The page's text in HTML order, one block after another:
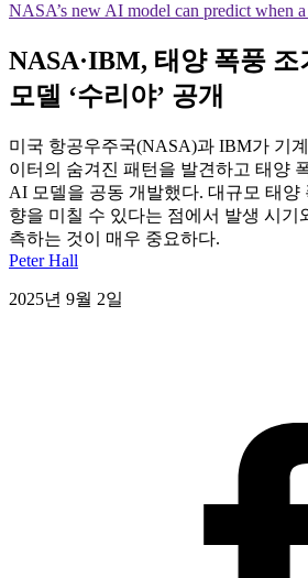
NASA’s new AI model can predict when
NASA·IBM, 태양 폭풍
모델 ‘수리야’ 공개
미국 항공우주국(NASA)과 IBM가 기
이터의 숨겨진 패턴을 발견하고 태양
AI 모델을 공동 개발했다. 대규모 태양
향을 미칠 수 있다는 점에서 발생 시기
측하는 것이 매우 중요하다.
Peter Hall
2025년 9월 2일